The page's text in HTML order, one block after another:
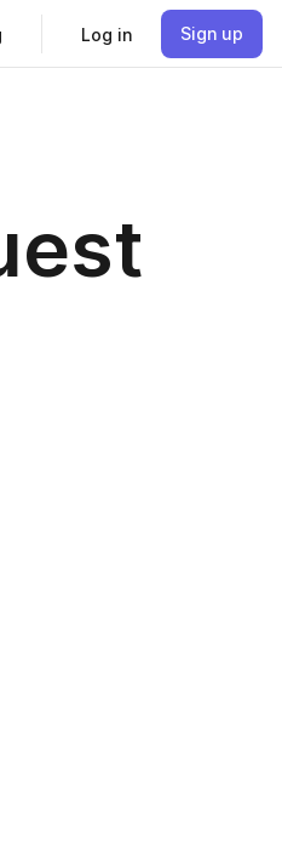
Log in Sign up